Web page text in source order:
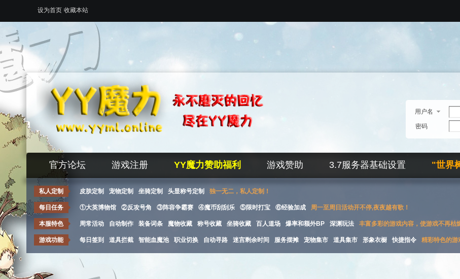
设为首页 收藏本站
用户名
密码
官方论坛 游戏注册 YY魔力赞助福利 游戏赞助 3.7服务器基础设置 "世界
私人定制 皮肤定制 宠物定制 坐骑定制 头显称号定制 独一无二，私人定制！
每日任务 ①大英博物馆 ②反攻号角 ③阵容争霸赛 ④魔币刮刮乐 ⑤限时打宝 ⑥经验加成 周一至周日活动开不停,夜夜越有歌！
本服特色 周常活动 自动制作 装备词条 魔物收藏 称号收藏 坐骑收藏 百人道场 爆率和额外BP 深渊玩法 丰富多彩的游戏内容，使游戏不再枯
游戏功能 每日签到 道具拦截 智能血魔池 职业切换 自动寻路 迷宫剩余时间 服务摆摊 宠物集市 道具集市 形象衣橱 快捷指令 精彩特色的游